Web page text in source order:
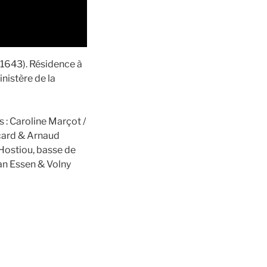
Résidence à
de la
: Caroline Marçot /
& Arnaud
basse de
Essen & Volny